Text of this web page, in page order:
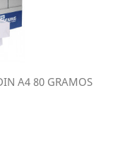
A4 80 GRAMOS